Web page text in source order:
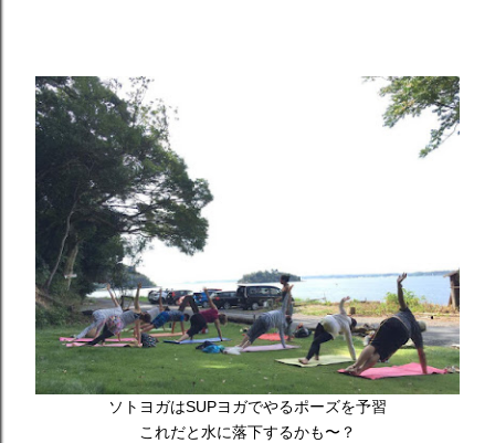
ソトヨガはSUPヨガでやるポーズを予習
これだと水に落下するかも〜？